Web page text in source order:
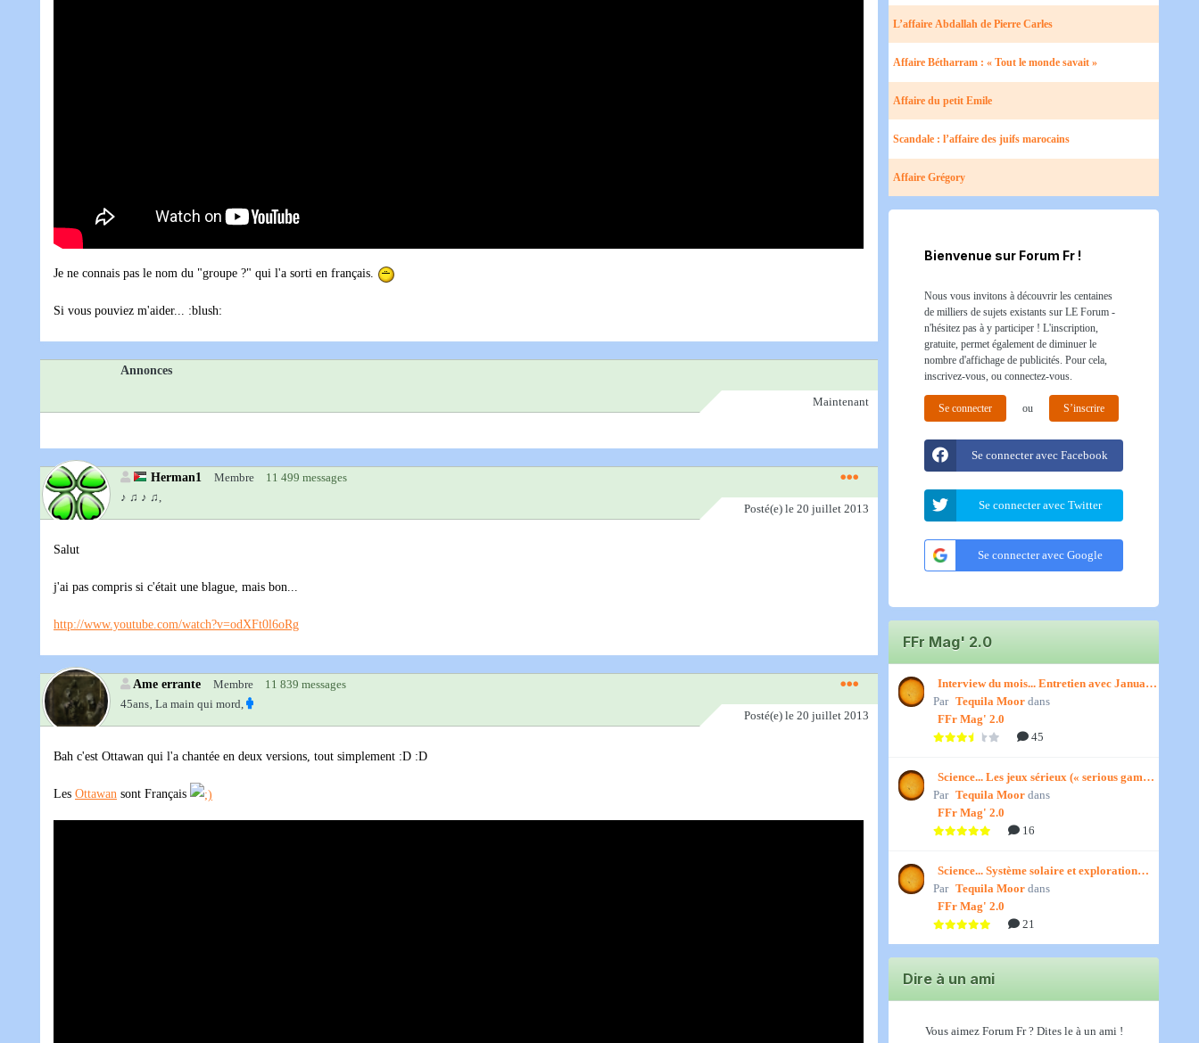
Je ne connais pas le nom du "groupe ?" qui l'a sorti en français.
Si vous pouviez m'aider... :blush:
Annonces
Maintenant
Herman1 Membre
11 499 messages
♪ ♫ ♪ ♫,
Posté(e) le 20 juillet 2013
Salut
j'ai pas compris si c'était une blague, mais bon...
http://www.youtube.com/watch?v=odXFt0l6oRg
Ame errante Membre
11 839 messages
45ans‚ La main qui mord,
Posté(e) le 20 juillet 2013
Bah c'est Ottawan qui l'a chantée en deux versions, tout simplement :D :D
Les Ottawan sont Français
L’affaire Abdallah de Pierre Carles
Affaire Bétharram : « Tout le monde savait »
Affaire du petit Emile
Scandale : l’affaire des juifs marocains
Affaire Grégory
Bienvenue sur Forum Fr !
Nous vous invitons à découvrir les centaines
de milliers de sujets existants sur LE Forum -
n'hésitez pas à y participer ! L'inscription,
gratuite, permet également de diminuer le
nombre d'affichage de publicités. Pour cela,
inscrivez-vous, ou connectez-vous.
Se connecter ou S’inscrire
Se connecter avec Facebook
Se connecter avec Twitter
Se connecter avec Google
FFr Mag' 2.0
Interview du mois... Entretien avec January,
par Titenath
Par Tequila Moor dans
FFr Mag' 2.0
45
Science... Les jeux sérieux (« serious games
») par Jedino
Par Tequila Moor dans
FFr Mag' 2.0
16
Science... Système solaire et exploration
spatiale, par Jedino
Par Tequila Moor dans
FFr Mag' 2.0
21
Dire à un ami
Vous aimez Forum Fr ? Dites le à un ami !